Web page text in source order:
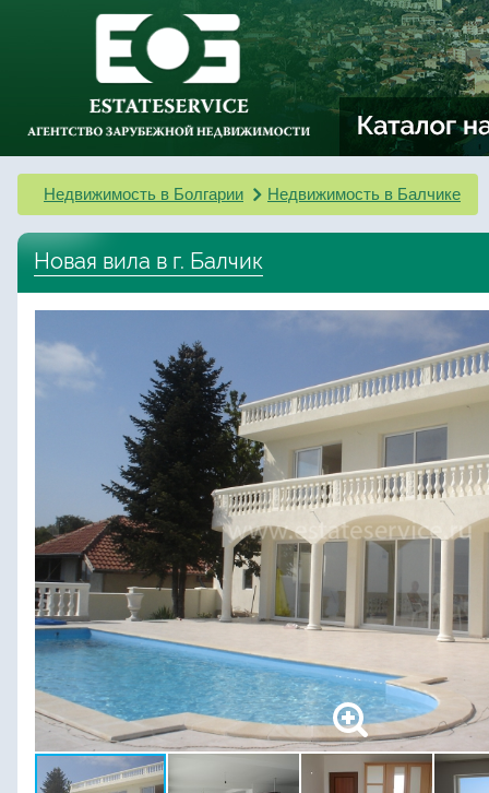
Недвижимость в Болгарии Недвижимость в Балчике
Новая вила в г. Балчик